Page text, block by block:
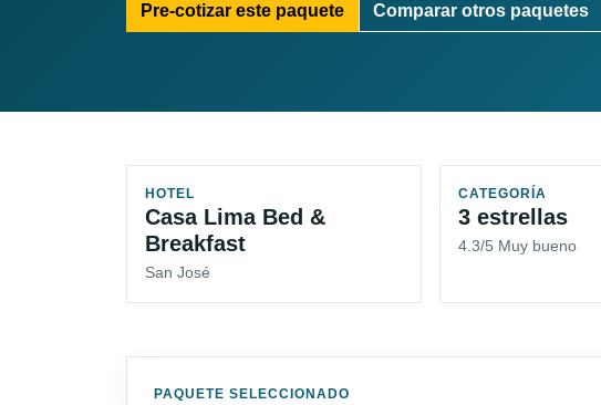
Pre-cotizar este paquete Comparar otros paquetes
HOTEL
Casa Lima Bed &
Breakfast
San José
CATEGORÍA
3 estrellas
4.3/5 Muy bueno
PAQUETE SELECCIONADO